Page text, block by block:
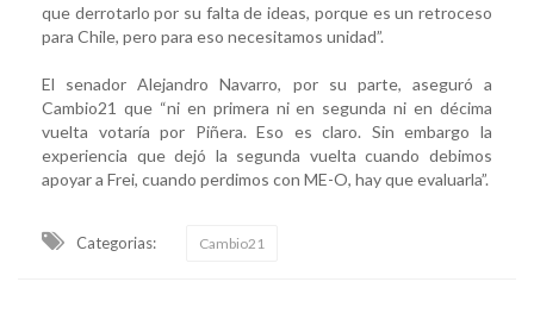
que derrotarlo por su falta de ideas, porque es un retroceso
para Chile, pero para eso necesitamos unidad”.
El senador Alejandro Navarro, por su parte, aseguró a
Cambio21 que “ni en primera ni en segunda ni en décima
vuelta votaría por Piñera. Eso es claro. Sin embargo la
experiencia que dejó la segunda vuelta cuando debimos
apoyar a Frei, cuando perdimos con ME-O, hay que evaluarla”.
Categorias: Cambio21